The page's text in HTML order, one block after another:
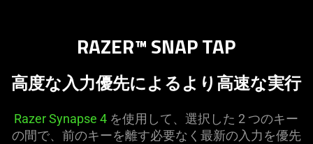
RAZER™ SNAP TAP
高度な入力優先によるより高速な実行
Razer Synapse 4 を使用して、選択した 2 つのキー
の間で、前のキーを離す必要なく最新の入力を優先